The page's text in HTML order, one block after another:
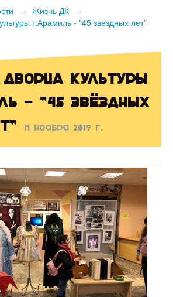
→ Жизнь ДК →
г.Арамиль - "45 звёздных лет"
культуры
- "45 звёздных
11 ноября 2019 г.